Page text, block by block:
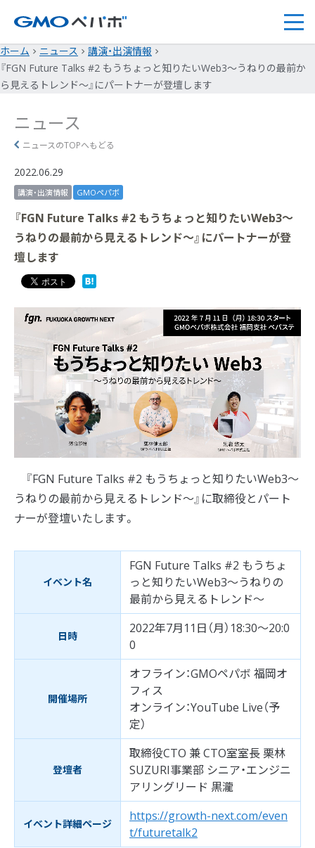
ホーム ニュース
講演・出演情報
『FGN Future Talks #2 もうちょっと知りたいWeb3〜うねりの最前か
ら見えるトレンド〜』にパートナーが登壇します
ニュース
ニュースのTOPへもどる
2022.06.29
講演・出演情報 GMOペパボ
『FGN Future Talks #2 もうちょっと知りたいWeb3〜
うねりの最前から見えるトレンド〜』にパートナーが登
壇します
『FGN Future Talks #2 もうちょっと知りたいWeb3〜
うねりの最前から見えるトレンド〜』に取締役とパート
ナーが登壇いたします。
イベント名
FGN Future Talks #2 もうちょ
っと知りたいWeb3〜うねりの
最前から見えるトレンド〜
日時
2022年7月11日（月）18:30～20:0
0
開催場所
オフライン：GMOペパボ 福岡オ
フィス
オンライン：YouTube Live（予
定）
登壇者
取締役CTO 兼 CTO室室長 栗林
SUZURI事業部 シニア・エンジニ
アリングリード 黒瀧
イベント詳細ページ
https://growth-next.com/even
t/futuretalk2